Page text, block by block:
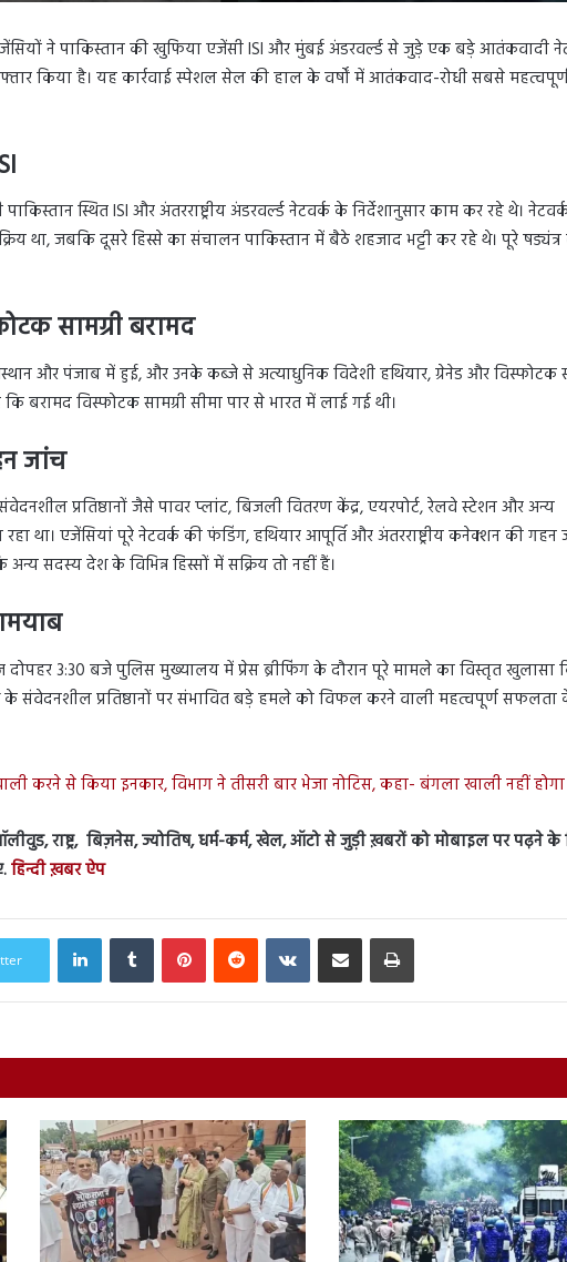
ने पाकिस्तान की खुफिया एजेंसी ISI और मुंबई अंडरवर्ल्ड से जुड़े एक बड़े आतंकवादी
किया है। यह कार्रवाई स्पेशल सेल की हाल के वर्षों में आतंकवाद-रोधी सबसे
स्थित ISI और अंतरराष्ट्रीय अंडरवर्ल्ड नेटवर्क के निर्देशानुसार काम कर रहे थे।
था, जबकि दूसरे हिस्से का संचालन पाकिस्तान में बैठे शहजाद भट्टी कर रहे थे। पूरे
सामग्री बरामद
और पंजाब में हुई, और उनके कब्जे से अत्याधुनिक विदेशी हथियार, ग्रेनेड और विस्फोटक
बरामद विस्फोटक सामग्री सीमा पार से भारत में लाई गई थी।
जांच
प्रतिष्ठानों जैसे पावर प्लांट, बिजली वितरण केंद्र, एयरपोर्ट, रेलवे स्टेशन और अन्य
था। एजेंसियां पूरे नेटवर्क की फंडिंग, हथियार आपूर्ति और अंतरराष्ट्रीय कनेक्शन की गहन
सदस्य देश के विभिन्न हिस्सों में सक्रिय तो नहीं हैं।
दोपहर 3:30 बजे पुलिस मुख्यालय में प्रेस ब्रीफिंग के दौरान पूरे मामले का विस्तृत खुलासा
के संवेदनशील प्रतिष्ठानों पर संभावित बड़े हमले को विफल करने वाली महत्वपूर्ण
करने से किया इनकार, विभाग ने तीसरी बार भेजा नोटिस, कहा- बंगला खाली नहीं होगा
राष्ट्र, बिज़नेस, ज्योतिष, धर्म-कर्म, खेल, ऑटो से जुड़ी ख़बरों को मोबाइल पर पढ़ने
हिन्दी ख़बर ऐप
LinkedInTumblr PinterestReddit VKontakteShare via Email Print